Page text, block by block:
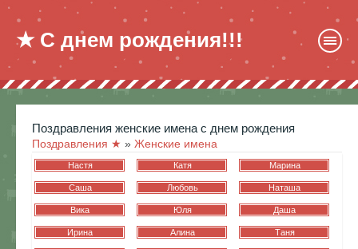
★ С днем рождения!!!
поздравления женские имена с днем рождения
Поздравления ★ » Женские имена
Настя Катя Марина
Саша Любовь Наташа
Вика Юля Даша
Ирина Алина Таня